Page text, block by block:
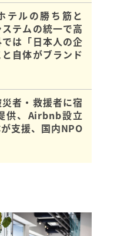
テルの勝ち筋と
テムの統一で高
は「日本人の企
自体がブランド
者・救援者に宿
供、Airbnb設立
支援、国内NPO